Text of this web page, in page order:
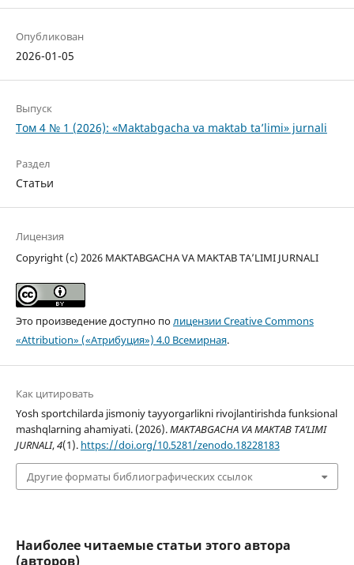
Опубликован
2026-01-05
Выпуск
Том 4 № 1 (2026): «Maktabgacha va maktab ta’limi» jurnali
Раздел
Статьи
Лицензия
Copyright (c) 2026 MAKTABGACHA VA MAKTAB TA’LIMI JURNALI
Это произведение доступно по лицензии Creative Commons
«Attribution» («Атрибуция») 4.0 Всемирная.
Как цитировать
Yosh sportchilarda jismoniy tayyorgarlikni rivojlantirishda funksional
mashqlarning ahamiyati. (2026).MAKTABGACHA VA MAKTAB TA’LIMI
JURNALI,4(1). https://doi.org/10.5281/zenodo.18228183
Другие форматы библиографических ссылок
Наиболее читаемые статьи этого автора
(авторов)